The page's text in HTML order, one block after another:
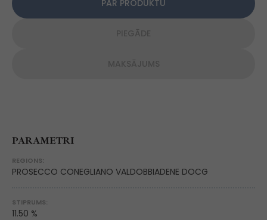
PAR PRODUKTU
PARAMETRI
REGIONS:
PROSECCO CONEGLIANO VALDOBBIADENE DOCG
STIPRUMS:
11.50 %